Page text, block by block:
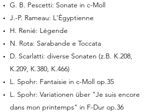
G. B. Pescetti: Sonate in c-Moll
J.-P. Rameau: L'Égyptienne
H. Renié: Légende
N. Rota: Sarabande e Toccata
D. Scarlatti: diverse Sonaten (z.B. K.208,
K.209, K.380, K.466)
L. Spohr: Fantaisie in c-Moll op.35
L. Spohr: Variationen über "Je suis encore
dans mon printemps" in F-Dur op.36